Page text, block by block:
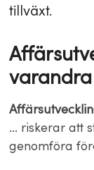
tillväxt.
varandra
… riskerar att
genomföra